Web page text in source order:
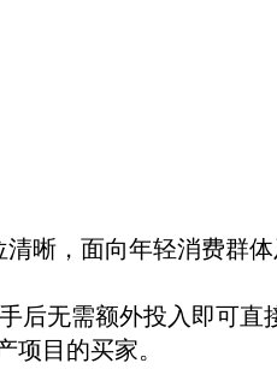
晰，面向年轻消费群
无需额外投入即可直
目的买家。